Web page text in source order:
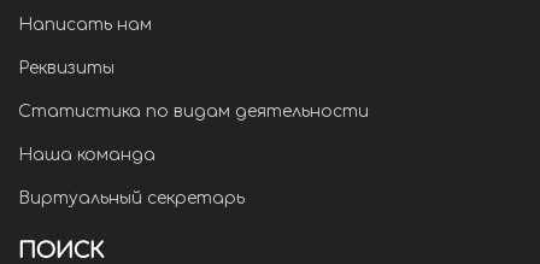
Написать нам
Реквизиты
Статистика по видам деятельности
Наша команда
Виртуальный секретарь
ПОИСК